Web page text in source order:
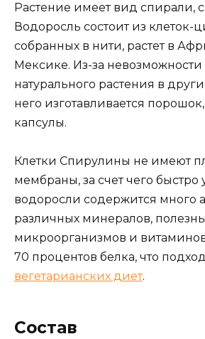
Растение имеет вид спирали,
Водоросль состоит из клеток-
собранных в нити, растет в
Мексике. Из-за невозможности
натурального растения в
него изготавливается порошок,
капсулы.
Клетки Спирулины не имеют
мембраны, за счет чего быстро
водоросли содержится много
различных минералов,
микроорганизмов и
70 процентов белка, что
вегетарианских диет.
Состав